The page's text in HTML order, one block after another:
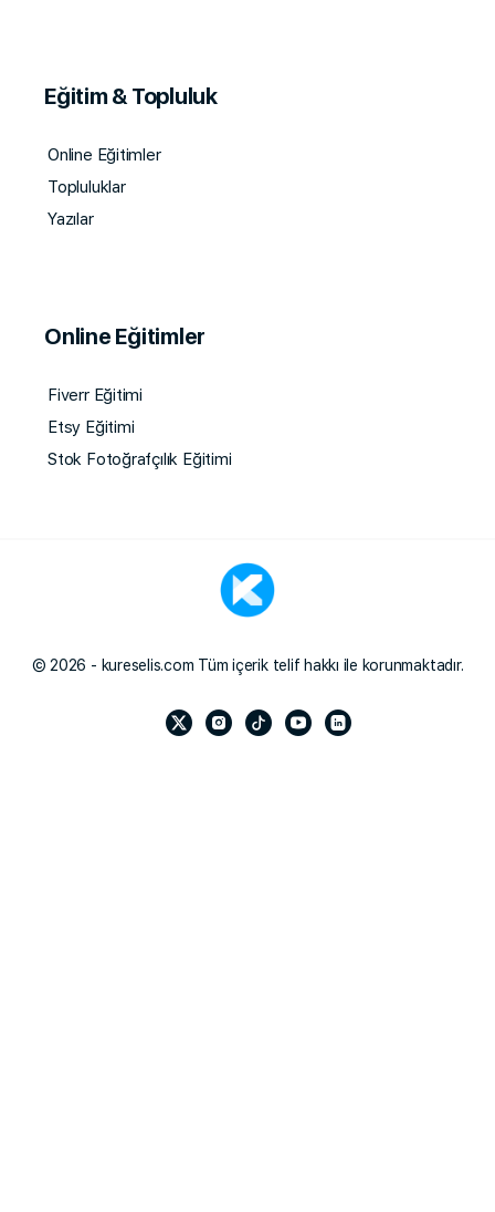
Eğitim & Topluluk
Online Eğitimler
Topluluklar
Yazılar
Online Eğitimler
Fiverr Eğitimi
Etsy Eğitimi
Stok Fotoğrafçılık Eğitimi
© 2026 - kureselis.com Tüm içerik telif hakkı ile korunmaktadır.